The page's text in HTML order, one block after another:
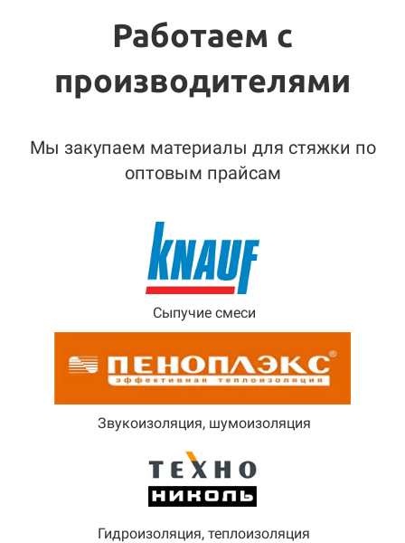
Работаем с
производителями
Мы закупаем материалы для стяжки по
оптовым прайсам
Сыпучие смеси
Звукоизоляция, шумоизоляция
Гидроизоляция, теплоизоляция